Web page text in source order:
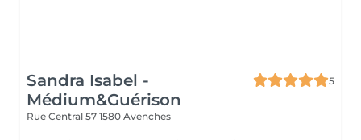
Sandra Isabel -
Médium&Guérison
5
Rue Central 57 1580 Avenches